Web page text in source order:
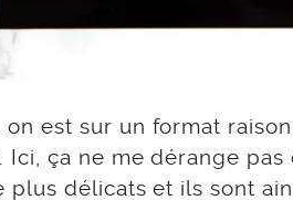
on est sur un format
Ici, ça ne me dérange
plus délicats et ils sont